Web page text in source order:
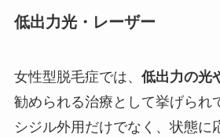
低出力光・レーザー
女性型脱毛症では、 低出力の光
勧められる治療として挙げられ
シジル外用だけでなく、状態に